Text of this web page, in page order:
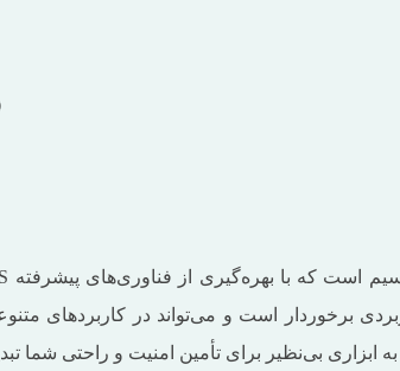
برخوردار است و می‌تواند در کاربردهای